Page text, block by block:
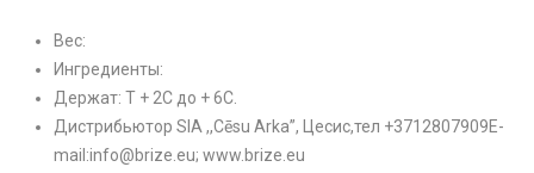
Вес:
Ингредиенты:
Держaт: T + 2С до + 6С.
Дистрибьютор SIA ,,Cēsu Arka”, Цесис,тел +3712807909E-
mail:info@brize.eu; www.brize.eu